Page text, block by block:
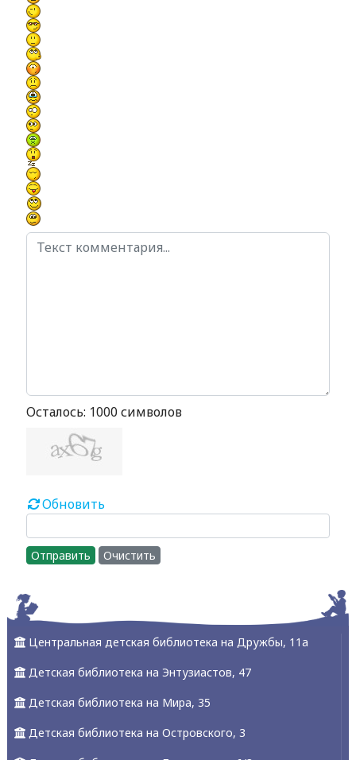
Осталось: 1000 символов
Обновить
Отправить Очистить
Центральная детская библиотека на Дружбы, 11а
Детская библиотека на Энтузиастов, 47
Детская библиотека на Мира, 35
Детская библиотека на Островского, 3